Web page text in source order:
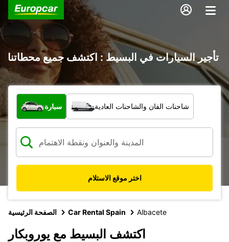
تأجير السيارات في البسيط : اكتشف جميع محطاتنا
ما نوع المركبة؟
سيارة شاحنات الفان والشاحنات العادية
اختر موقع الاستلام
الصفحة الرئيسية Car Rental Spain Albacete
اكتشف البسيط مع يوروبكار